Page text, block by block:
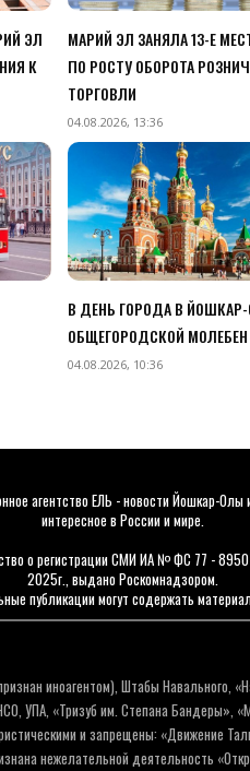
ЭЛ
К
МАРИЙ ЭЛ ЗАНЯЛА 13-Е
ПО РОСТУ ОБОРОТА
ТОРГОВЛИ
04.08.2026, 13:36
В ДЕНЬ ГОРОДА В
ОБЩЕГОРОДСКОЙ МОЛЕБЕН
04.08.2026, 10:36
агентство ЕЛЬ - новости Йошкар-Олы
интересное в России и мире.
о регистрации СМИ ИА № ФС 77 -
2025г., выдано Роскомнадзором.
публикации могут содержать
иноагентом), Штабы Навального,
УПА, «Тризуб им. Степана Бандеры»,
и запрещены: «Движение
нежелательной деятельность